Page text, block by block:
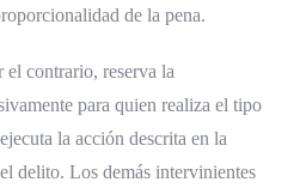
concepto de autor
ordenamientos
de la pena.
contrario, reserva la
para quien realiza el tipo
la acción descrita en la
delito. Los demás intervinientes